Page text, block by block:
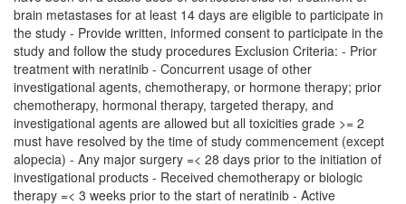
brain metastases for at least 14 days are eligible to participate in
the study - Provide written, informed consent to participate in the
study and follow the study procedures Exclusion Criteria: - Prior
treatment with neratinib - Concurrent usage of other
investigational agents, chemotherapy, or hormone therapy; prior
chemotherapy, hormonal therapy, targeted therapy, and
investigational agents are allowed but all toxicities grade >= 2
must have resolved by the time of study commencement (except
alopecia) - Any major surgery =< 28 days prior to the initiation of
investigational products - Received chemotherapy or biologic
therapy =< 3 weeks prior to the start of neratinib - Active